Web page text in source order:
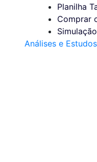
Planilha
Comprar
Análises e Estudos